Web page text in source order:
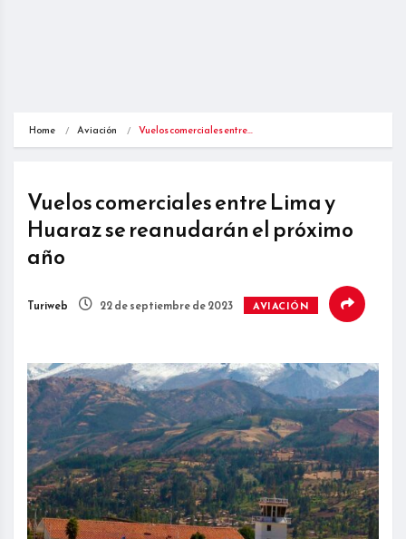
Home Aviación Vuelos comerciales entre…
Vuelos comerciales entre Lima y
Huaraz se reanudarán el próximo
año
Turiweb 22 de septiembre de 2023 AVIACIÓN